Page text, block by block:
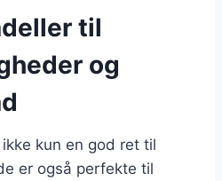
til
og
kun en god ret til
er også perfekte til